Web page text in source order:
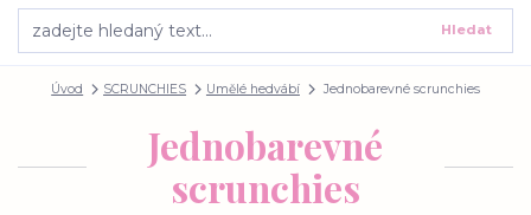
Hledat
Úvod SCRUNCHIES Umělé hedvábí Jednobarevné scrunchies
Jednobarevné
scrunchies